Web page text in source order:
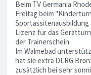
Beim TV Germania
Freitag beim
Lizenz für das
der Trainerschein.
Im Walmebad
hat sie extra DLRG
zusätzlich bei sehr